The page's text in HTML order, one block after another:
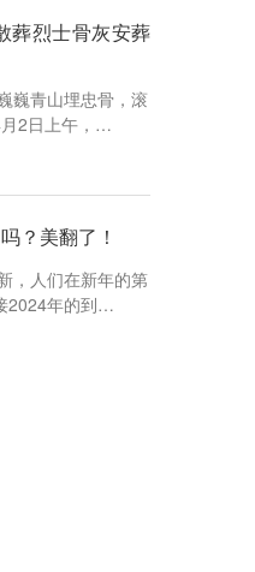
葬烈士骨灰安葬
巍青山埋忠骨，滚
2日上午，…
？美翻了！
，人们在新年的第
2024年的到…